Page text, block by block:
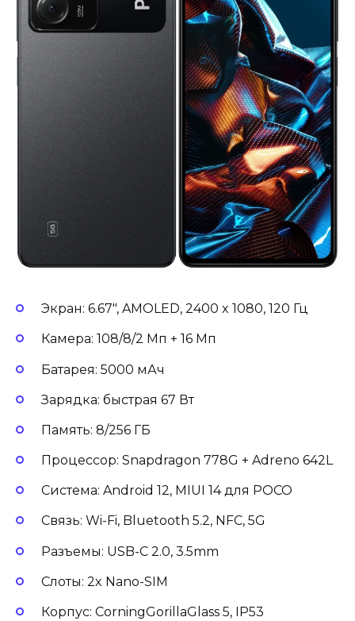
Экран: 6.67″, AMOLED, 2400 x 1080, 120 Гц
Камера: 108/8/2 Мп + 16 Мп
Батарея: 5000 мАч
Зарядка: быстрая 67 Вт
Память: 8/256 ГБ
Процессор: Snapdragon 778G + Adreno 642L
Система: Android 12, MIUI 14 для POCO
Связь: Wi-Fi, Bluetooth 5.2, NFC, 5G
Разъемы: USB-C 2.0, 3.5mm
Слоты: 2x Nano-SIM
Корпус: CorningGorillaGlass 5, IP53